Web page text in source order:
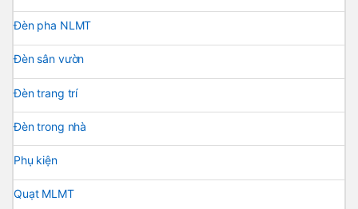
Đèn pha NLMT
Đèn sân vườn
Đèn trang trí
Đèn trong nhà
Phụ kiện
Quạt MLMT